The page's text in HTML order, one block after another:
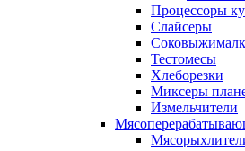
Процессоры
Слайсеры
Тестомесы
Хлеборезки
Миксеры
Измельчители